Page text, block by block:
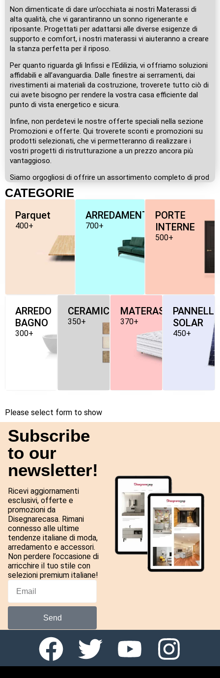
Non dimenticate di dare un’occhiata ai nostri Materassi di
alta qualità, che vi garantiranno un sonno rigenerante e
riposante. Progettati per adattarsi alle diverse esigenze di
supporto e comfort, i nostri materassi vi aiuteranno a creare
la stanza perfetta per il riposo.
Per quanto riguarda gli Infissi e l’Edilizia, vi offriamo soluzioni
affidabili e all’avanguardia. Dalle finestre ai serramenti, dai
rivestimenti ai materiali da costruzione, troverete tutto ciò di
cui avete bisogno per rendere la vostra casa efficiente dal
punto di vista energetico e sicura.
Infine, non perdetevi le nostre offerte speciali nella sezione
Promozioni e offerte. Qui troverete sconti e promozioni su
prodotti selezionati, che vi permetteranno di realizzare i
vostri progetti di ristrutturazione a un prezzo ancora più
vantaggioso.
Siamo orgogliosi di offrire un assortimento completo di prod
CATEGORIE
Parquet
400+
ARREDAMENTO
700+
PORTE
INTERNE
500+
ARREDO
BAGNO
300+
CERAMICHE
350+
MATERASSI
370+
PANNELLI-
SOLAR
450+
Please select form to show
Subscribe
to our
newsletter!
Ricevi aggiornamenti
esclusivi, offerte e
promozioni da
Disegnarecasa. Rimani
connesso alle ultime
tendenze italiane di moda,
arredamento e accessori.
Non perdere l’occasione di
arricchire il tuo stile con
selezioni premium italiane!
Send